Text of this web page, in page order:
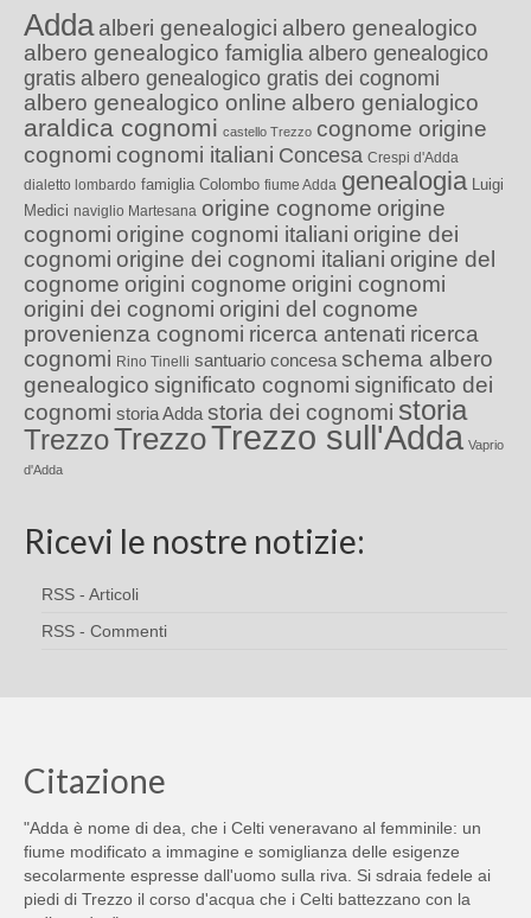
Adda alberi genealogici albero genealogico
albero genealogico famiglia albero genealogico
gratis albero genealogico gratis dei cognomi
albero genealogico online albero genialogico
araldica cognomi castello Trezzo cognome origine
cognomi cognomi italiani Concesa Crespi d'Adda
dialetto lombardo famiglia Colombo fiume Adda genealogia Luigi
Medici naviglio Martesana origine cognome origine
cognomi origine cognomi italiani origine dei
cognomi origine dei cognomi italiani origine del
cognome origini cognome origini cognomi
origini dei cognomi origini del cognome
provenienza cognomi ricerca antenati ricerca
cognomi Rino Tinelli santuario concesa schema albero
genealogico significato cognomi significato dei
cognomi storia Adda storia dei cognomi storia
TrezzoTrezzoTrezzo sull'Adda Vaprio
d'Adda
Ricevi le nostre notizie:
RSS - Articoli
RSS - Commenti
Citazione
"Adda è nome di dea, che i Celti veneravano al femminile: un
fiume modificato a immagine e somiglianza delle esigenze
secolarmente espresse dall'uomo sulla riva. Si sdraia fedele ai
piedi di Trezzo il corso d'acqua che i Celti battezzano con la